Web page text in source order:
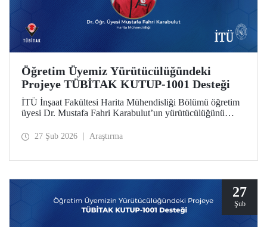
Öğretim Üyemiz Yürütücülüğündeki
Projeye TÜBİTAK KUTUP-1001 Desteği
İTÜ İnşaat Fakültesi Harita Mühendisliği Bölümü öğretim
üyesi Dr. Mustafa Fahri Karabulut’un yürütücülüğünü
Programı kapsamında desteğe değer görüldü.
27 Şub 2026 Araştırma
27
Şub